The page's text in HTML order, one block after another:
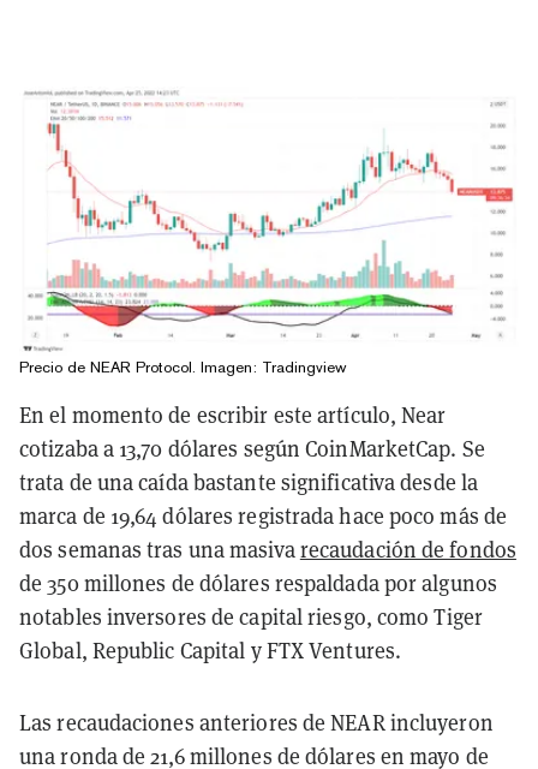
Precio de NEAR Protocol. Imagen: Tradingview
En el momento de escribir este artículo, Near
cotizaba a 13,70 dólares según CoinMarketCap. Se
trata de una caída bastante significativa desde la
marca de 19,64 dólares registrada hace poco más de
dos semanas tras una masivarecaudación de fondos
de 350 millones de dólares respaldada por algunos
notables inversores de capital riesgo, como Tiger
Global, Republic Capital y FTX Ventures.
Las recaudaciones anteriores de NEAR incluyeron
una ronda de 21,6 millones de dólares en mayo de